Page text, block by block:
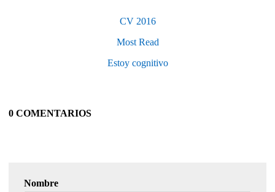
CV 2016
Most Read
Estoy cognitivo
0 COMENTARIOS
Nombre